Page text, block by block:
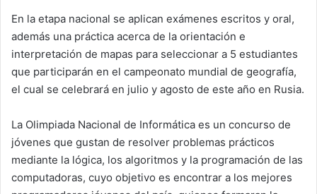
En la etapa nacional se aplican exámenes escritos y oral,
además una práctica acerca de la orientación e
interpretación de mapas para seleccionar a 5 estudiantes
que participarán en el campeonato mundial de geografía,
el cual se celebrará en julio y agosto de este año en Rusia.
La Olimpiada Nacional de Informática es un concurso de
jóvenes que gustan de resolver problemas prácticos
mediante la lógica, los algoritmos y la programación de las
computadoras, cuyo objetivo es encontrar a los mejores